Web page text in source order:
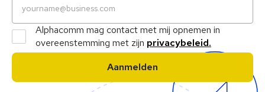
Alphacomm mag contact met mij opnemen in
overeenstemming met zijn privacybeleid.